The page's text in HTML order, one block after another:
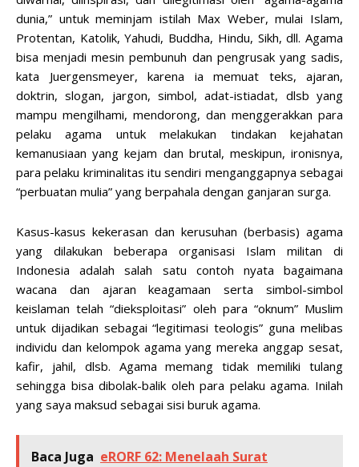
dunia,” untuk meminjam istilah Max Weber, mulai Islam,
Protentan, Katolik, Yahudi, Buddha, Hindu, Sikh, dll. Agama
bisa menjadi mesin pembunuh dan pengrusak yang sadis,
kata Juergensmeyer, karena ia memuat teks, ajaran,
doktrin, slogan, jargon, simbol, adat-istiadat, dlsb yang
mampu mengilhami, mendorong, dan menggerakkan para
pelaku agama untuk melakukan tindakan kejahatan
kemanusiaan yang kejam dan brutal, meskipun, ironisnya,
para pelaku kriminalitas itu sendiri menganggapnya sebagai
“perbuatan mulia” yang berpahala dengan ganjaran surga.
Kasus-kasus kekerasan dan kerusuhan (berbasis) agama
yang dilakukan beberapa organisasi Islam militan di
Indonesia adalah salah satu contoh nyata bagaimana
wacana dan ajaran keagamaan serta simbol-simbol
keislaman telah “dieksploitasi” oleh para “oknum” Muslim
untuk dijadikan sebagai “legitimasi teologis” guna melibas
individu dan kelompok agama yang mereka anggap sesat,
kafir, jahil, dlsb. Agama memang tidak memiliki tulang
sehingga bisa dibolak-balik oleh para pelaku agama. Inilah
yang saya maksud sebagai sisi buruk agama.
Baca Juga eRORF 62: Menelaah Surat